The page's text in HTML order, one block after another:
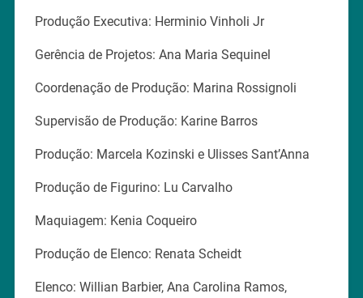
Produção Executiva: Herminio Vinholi Jr
Gerência de Projetos: Ana Maria Sequinel
Coordenação de Produção: Marina Rossignoli
Supervisão de Produção: Karine Barros
Produção: Marcela Kozinski e Ulisses Sant’Anna
Produção de Figurino: Lu Carvalho
Maquiagem: Kenia Coqueiro
Produção de Elenco: Renata Scheidt
Elenco: Willian Barbier, Ana Carolina Ramos,